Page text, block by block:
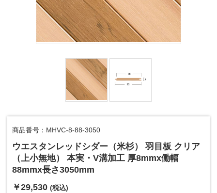
商品番号：MHVC-8-88-3050
ウエスタンレッドシダー（米杉） 羽目板 クリア
（上小無地） 本実・V溝加工 厚8mmx働幅
88mmx長さ3050mm
￥29,530 (税込)